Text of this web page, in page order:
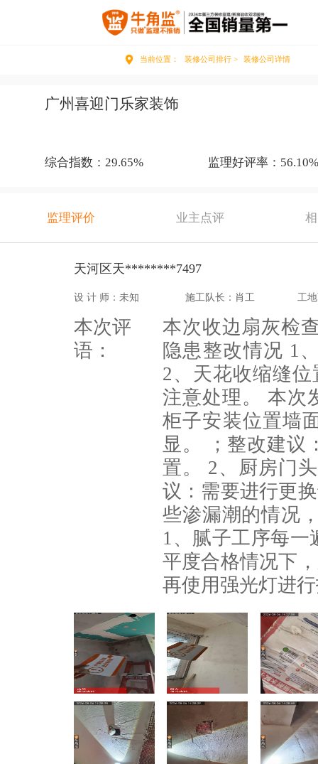
当前位置： 装修公司排行 > 装修公司详情
广州喜迎门乐家装饰
综合指数：29.65% 监理好评率：
监理评价 业主点评
天河区天********7497
设 计 师：未知 施工队长：肖工 工
本次评
语：
本次收边扇灰检
隐患整改情况 1
2、天花收缩缝
注意处理。 本次
柜子安装位置墙
显。 ；整改建议
置。 2、厨房门
议：需要进行更
些渗漏潮的情况
1、腻子工序每
平度合格情况下
再使用强光灯进